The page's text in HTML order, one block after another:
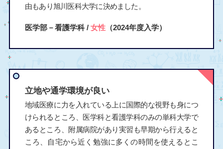
由もあり旭川医科大学に決めました。
医学部－看護学科 / 女性（2024年度入学）
立地や通学環境が良い
地域医療に力を入れている上に国際的な視野も身につ
けられるところ、医学科と看護学科のみの単科大学で
あるところ、附属病院があり実習も早期から行えると
ころ、自宅から近く勉強に多くの時間を使えるとこ